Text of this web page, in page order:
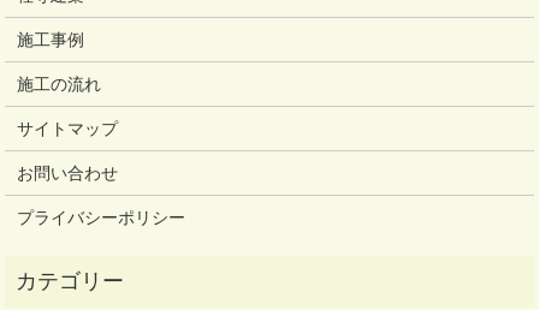
施工事例
施工の流れ
サイトマップ
お問い合わせ
プライバシーポリシー